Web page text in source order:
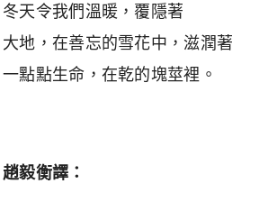
冬天令我們溫暖，覆隱著
大地，在善忘的雪花中，滋潤著
一點點生命，在乾的塊莖裡。
趙毅衡譯：